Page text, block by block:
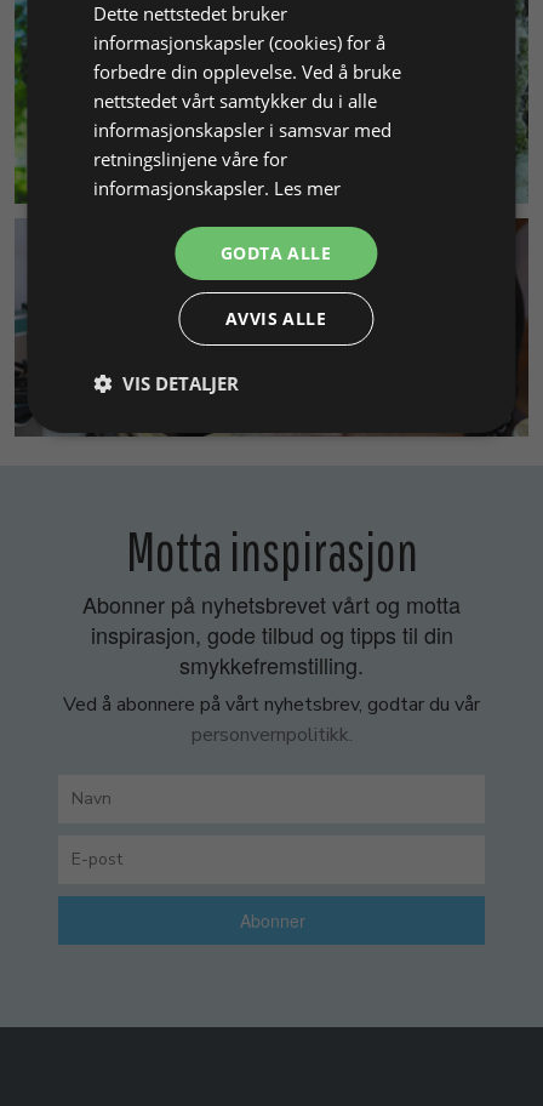
MILJØ & BÆREKRAFT
SMYKKEKURS
Motta inspirasjon
Abonner på nyhetsbrevet vårt og motta
inspirasjon, gode tilbud og tipps til din
smykkefremstilling.
Ved å abonnere på vårt nyhetsbrev, godtar du vår
personvernpolitikk.
Abonner
Dette nettstedet bruker
informasjonskapsler (cookies) for å
forbedre din opplevelse. Ved å bruke
nettstedet vårt samtykker du i alle
informasjonskapsler i samsvar med
retningslinjene våre for
informasjonskapsler. Les mer
GODTA ALLE
AVVIS ALLE
VIS DETALJER